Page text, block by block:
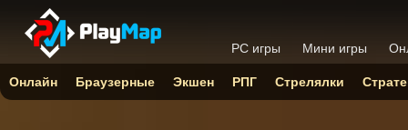
PC игры Мини игры
Онлайн Браузерные Экшен РПГ Стрелялки